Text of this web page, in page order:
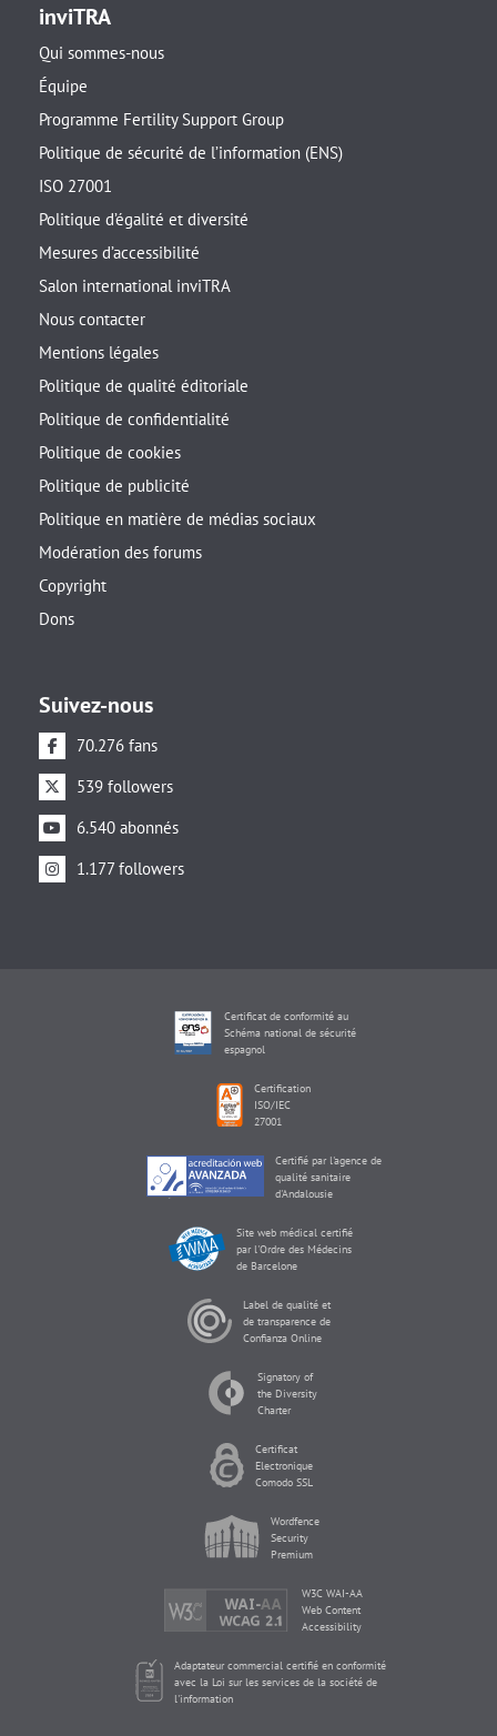
inviTRA
Qui sommes-nous
Équipe
Programme Fertility Support Group
Politique de sécurité de l’information (ENS)
ISO 27001
Politique d’égalité et diversité
Mesures d’accessibilité
Salon international inviTRA
Nous contacter
Mentions légales
Politique de qualité éditoriale
Politique de confidentialité
Politique de cookies
Politique de publicité
Politique en matière de médias sociaux
Modération des forums
Copyright
Dons
Suivez-nous
70.276 fans
539 followers
6.540 abonnés
1.177 followers
Certificat de conformité au
Schéma national de sécurité
espagnol
Certification
ISO/IEC
27001
Certifié par l'agence de
qualité sanitaire
d'Andalousie
Site web médical certifié
par l'Ordre des Médecins
de Barcelone
Label de qualité et
de transparence de
Confianza Online
Signatory of
the Diversity
Charter
Certificat
Electronique
Comodo SSL
Wordfence
Security
Premium
W3C WAI-AA
Web Content
Accessibility
Adaptateur commercial certifié en conformité
avec la Loi sur les services de la société de
l'information